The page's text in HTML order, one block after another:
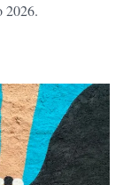
2026.